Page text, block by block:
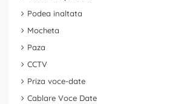
Podea inaltata
Mocheta
Paza
CCTV
Priza voce-date
Cablare Voce Date